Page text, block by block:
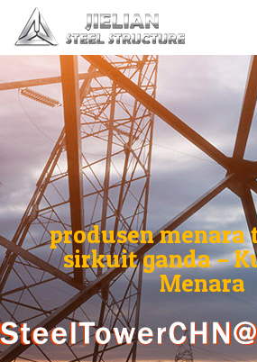
produsen menara
sirkuit ganda –
Menara